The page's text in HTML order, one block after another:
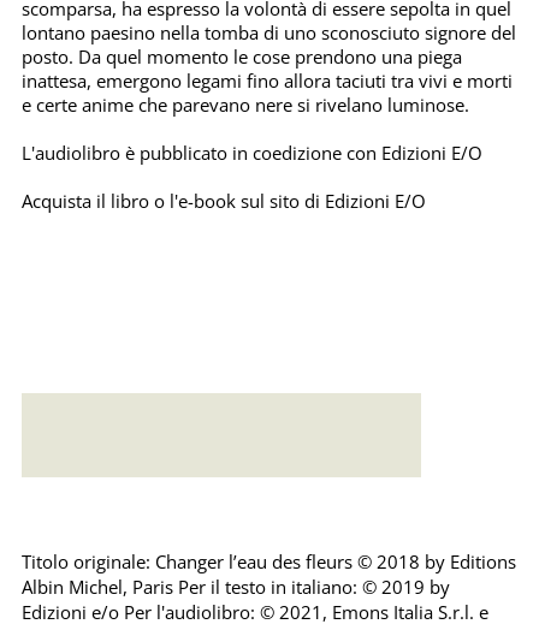
scomparsa, ha espresso la volontà di essere sepolta in quel
lontano paesino nella tomba di uno sconosciuto signore del
posto. Da quel momento le cose prendono una piega
inattesa, emergono legami fino allora taciuti tra vivi e morti
e certe anime che parevano nere si rivelano luminose.
L'audiolibro è pubblicato in coedizione con Edizioni E/O
Acquista il libro o l'e-book sul sito di Edizioni E/O
Titolo originale: Changer l’eau des fleurs © 2018 by Editions
Albin Michel, Paris Per il testo in italiano: © 2019 by
Edizioni e/o Per l'audiolibro: © 2021, Emons Italia S.r.l. e